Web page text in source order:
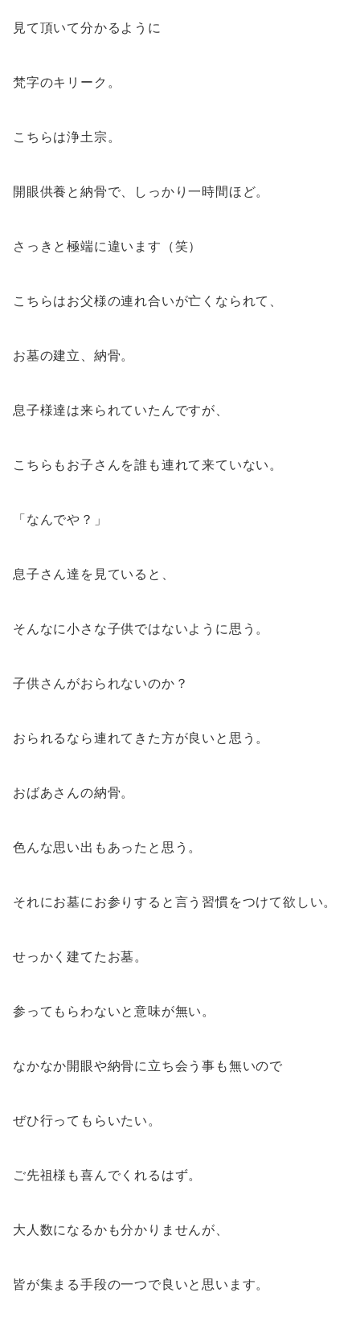
見て頂いて分かるように
梵字のキリーク。
こちらは浄土宗。
開眼供養と納骨で、しっかり一時間ほど。
さっきと極端に違います（笑）
こちらはお父様の連れ合いが亡くなられて、
お墓の建立、納骨。
息子様達は来られていたんですが、
こちらもお子さんを誰も連れて来ていない。
「なんでや？」
息子さん達を見ていると、
そんなに小さな子供ではないように思う。
子供さんがおられないのか？
おられるなら連れてきた方が良いと思う。
おばあさんの納骨。
色んな思い出もあったと思う。
それにお墓にお参りすると言う習慣をつけて欲しい。
せっかく建てたお墓。
参ってもらわないと意味が無い。
なかなか開眼や納骨に立ち会う事も無いので
ぜひ行ってもらいたい。
ご先祖様も喜んでくれるはず。
大人数になるかも分かりませんが、
皆が集まる手段の一つで良いと思います。